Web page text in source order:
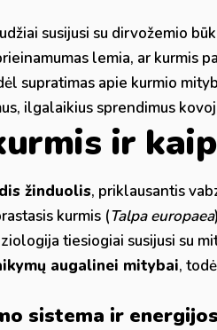
susijusi su dirvožemio
lemia, ar kurmis
supratimas apie kurmio
ilgalaikius sprendimus
ir
žinduolis, priklausantis
kurmis (Talpa europaea
tiesiogiai susijusi su
augalinei mitybai,
sistema ir